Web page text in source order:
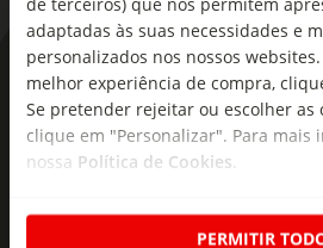
adaptadas às suas necessidades e
personalizados nos nossos
melhor experiência de compra,
Se pretender rejeitar ou escolher as
clique em "Personalizar". Para mais
nossa Política de Cookies.
PERMITIR
As novidades mais
seu e-mail!
Subscreva e descubra